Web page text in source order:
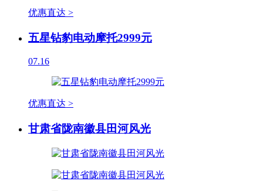
优惠直达 >
五星钻豹电动摩托2999元
07.16
优惠直达 >
甘肃省陇南徽县田河风光